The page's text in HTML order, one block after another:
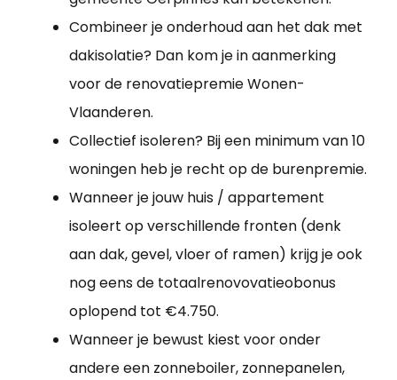
Combineer je onderhoud aan het dak met
dakisolatie? Dan kom je in aanmerking
voor de renovatiepremie Wonen-
Vlaanderen.
Collectief isoleren? Bij een minimum van 10
woningen heb je recht op de burenpremie.
Wanneer je jouw huis / appartement
isoleert op verschillende fronten (denk
aan dak, gevel, vloer of ramen) krijg je ook
nog eens de totaalrenovovatieobonus
oplopend tot €4.750.
Wanneer je bewust kiest voor onder
andere een zonneboiler, zonnepanelen,